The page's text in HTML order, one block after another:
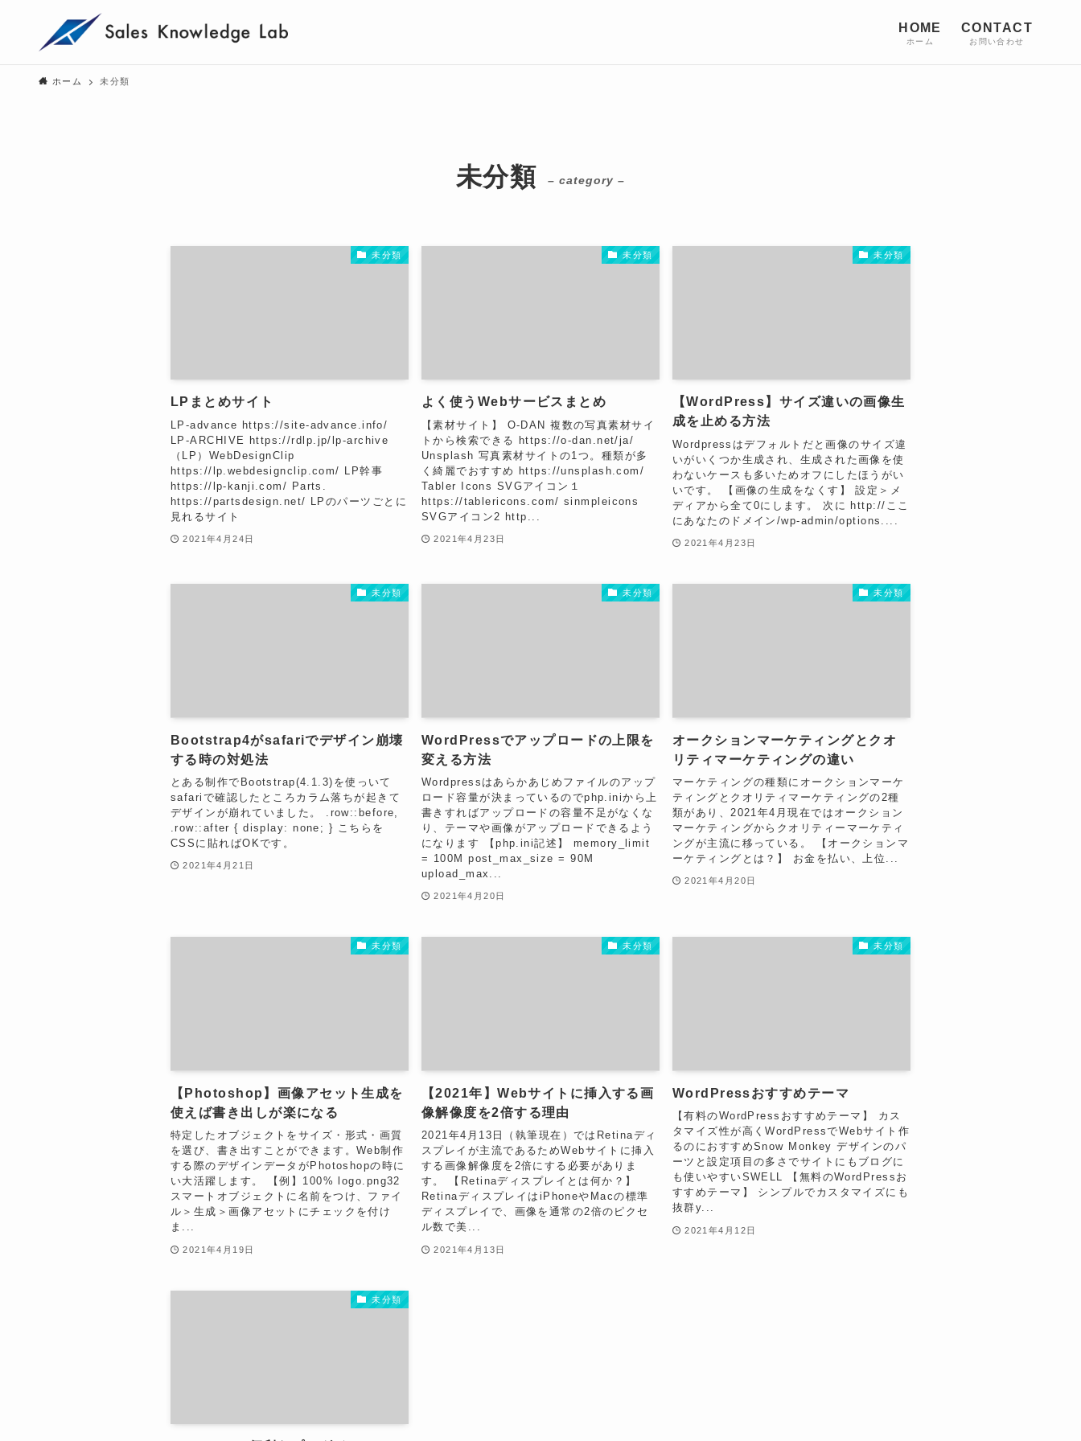
HOME
ホーム
CONTACT
お問い合わせ
ホーム 未分類
未分類 – category –
未分類
LPまとめサイト
LP-advance https://site-advance.info/
LP-ARCHIVE https://rdlp.jp/lp-archive
（LP）WebDesignClip
https://lp.webdesignclip.com/ LP幹事
https://lp-kanji.com/ Parts.
https://partsdesign.net/ LPのパーツごとに
見れるサイト
2021年4月24日
未分類
よく使うWebサービスまとめ
【素材サイト】 O-DAN 複数の写真素材サイ
トから検索できる https://o-dan.net/ja/
Unsplash 写真素材サイトの1つ。種類が多
く綺麗でおすすめ https://unsplash.com/
Tabler Icons SVGアイコン１
https://tablericons.com/ sinmpleicons
SVGアイコン2 http...
2021年4月23日
未分類
【WordPress】サイズ違いの画像生
成を止める方法
Wordpressはデフォルトだと画像のサイズ違
いがいくつか生成され、生成された画像を使
わないケースも多いためオフにしたほうがい
いです。 【画像の生成をなくす】 設定＞メ
ディアから全て0にします。 次に http://ここ
にあなたのドメイン/wp-admin/options....
2021年4月23日
未分類
Bootstrap4がsafariでデザイン崩壊
する時の対処法
とある制作でBootstrap(4.1.3)を使っいて
safariで確認したところカラム落ちが起きて
デザインが崩れていました。 .row::before,
.row::after { display: none; } こちらを
CSSに貼ればOKです。
2021年4月21日
未分類
WordPressでアップロードの上限を
変える方法
Wordpressはあらかあじめファイルのアップ
ロード容量が決まっているのでphp.iniから上
書きすればアップロードの容量不足がなくな
り、テーマや画像がアップロードできるよう
になります 【php.ini記述】 memory_limit
= 100M post_max_size = 90M
upload_max...
2021年4月20日
未分類
オークションマーケティングとクオ
リティマーケティングの違い
マーケティングの種類にオークションマーケ
ティングとクオリティマーケティングの2種
類があり、2021年4月現在ではオークション
マーケティングからクオリティーマーケティ
ングが主流に移っている。 【オークションマ
ーケティングとは？】 お金を払い、上位...
2021年4月20日
未分類
【Photoshop】画像アセット生成を
使えば書き出しが楽になる
特定したオブジェクトをサイズ・形式・画質
を選び、書き出すことができます。Web制作
する際のデザインデータがPhotoshopの時に
い大活躍します。 【例】100% logo.png32
スマートオブジェクトに名前をつけ、ファイ
ル＞生成＞画像アセットにチェックを付け
ま...
2021年4月19日
未分類
【2021年】Webサイトに挿入する画
像解像度を2倍する理由
2021年4月13日（執筆現在）ではRetinaディ
スプレイが主流であるためWebサイトに挿入
する画像解像度を2倍にする必要がありま
す。 【Retinaディスプレイとは何か？】
RetinaディスプレイはiPhoneやMacの標準
ディスプレイで、画像を通常の2倍のピクセ
ル数で美...
2021年4月13日
未分類
WordPressおすすめテーマ
【有料のWordPressおすすめテーマ】 カス
タマイズ性が高くWordPressでWebサイト作
るのにおすすめSnow Monkey デザインのパ
ーツと設定項目の多さでサイトにもブログに
も使いやすいSWELL 【無料のWordPressお
すすめテーマ】 シンプルでカスタマイズにも
抜群y...
2021年4月12日
未分類